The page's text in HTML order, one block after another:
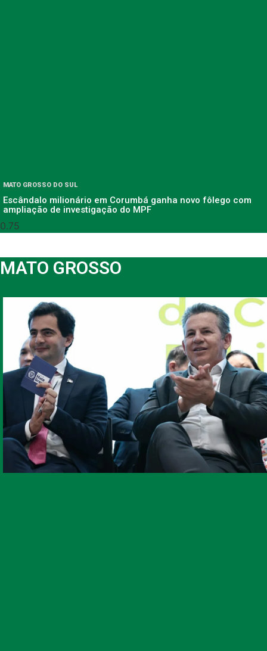
MATO GROSSO DO SUL
Escândalo milionário em Corumbá ganha novo fôlego com
ampliação de investigação do MPF
MATO GROSSO